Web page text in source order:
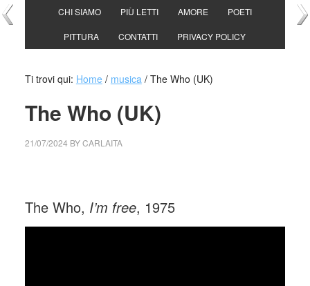
CHI SIAMO PIÙ LETTI AMORE POETI
PITTURA CONTATTI PRIVACY POLICY
Ti trovi qui: Home / musica /The Who (UK)
The Who (UK)
21/07/2024 BYCARLAITA
The Who, I’m free, 1975